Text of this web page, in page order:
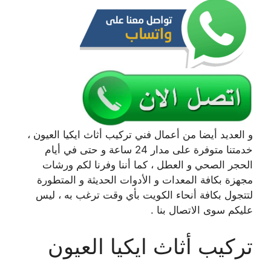
و العديد أيضا من أعمال فني تركيب أثاث ايكيا العيون ،
خدمتنا متوفرة على مدار 24 ساعة و حتى في أيام
الحجر الصحي و العطل ، كما أننا وفرنا لكم ورشات
مجهزة بكافة المعدات و الأدوات الحديثة و المتطورة
لتتجول بكافة أنحاء الكويت بأي وقت ترغب به ، ليس
عليكم سوى الاتصال بنا .
تركيب أثاث ايكيا العيون